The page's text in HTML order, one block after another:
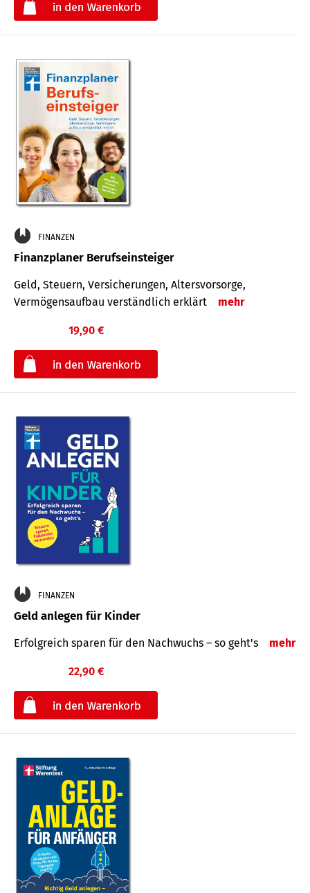
FINANZEN
Finanzplaner Berufseinsteiger
Geld, Steuern, Versicherungen, Altersvorsorge,
Vermögensaufbau verständlich erklärt
mehr
19,90 €
FINANZEN
Geld anlegen für Kinder
Erfolgreich sparen für den Nachwuchs – so geht's mehr
22,90 €